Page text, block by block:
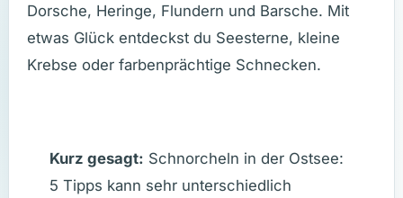
Dorsche, Heringe, Flundern und Barsche. Mit
etwas Glück entdeckst du Seesterne, kleine
Krebse oder farbenprächtige Schnecken.
Kurz gesagt: Schnorcheln in der Ostsee:
5 Tipps kann sehr unterschiedlich